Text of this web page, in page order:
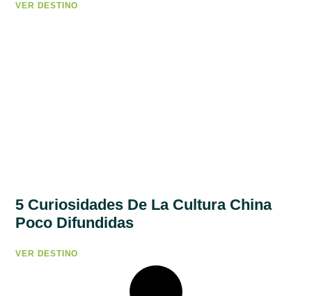
VER DESTINO
5 Curiosidades De La Cultura China
Poco Difundidas
VER DESTINO